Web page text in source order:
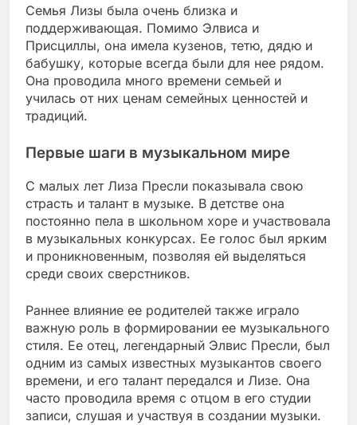
Семья Лизы была очень близка и
поддерживающая. Помимо Элвиса и
Присциллы, она имела кузенов, тетю, дядю и
бабушку, которые всегда были для нее рядом.
Она проводила много времени семьей и
училась от них ценам семейных ценностей и
традиций.
Первые шаги в музыкальном мире
С малых лет Лиза Пресли показывала свою
страсть и талант в музыке. В детстве она
постоянно пела в школьном хоре и участвовала
в музыкальных конкурсах. Ее голос был ярким
и проникновенным, позволяя ей выделяться
среди своих сверстников.
Раннее влияние ее родителей также играло
важную роль в формировании ее музыкального
стиля. Ее отец, легендарный Элвис Пресли, был
одним из самых известных музыкантов своего
времени, и его талант передался и Лизе. Она
часто проводила время с отцом в его студии
записи, слушая и участвуя в создании музыки.